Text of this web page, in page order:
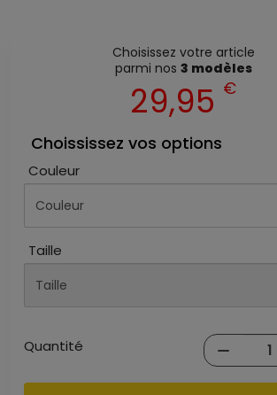
Choisissez votre article
parmi nos 3 modèles
29,95 €
Choississez vos options
Couleur
Taille
Quantité